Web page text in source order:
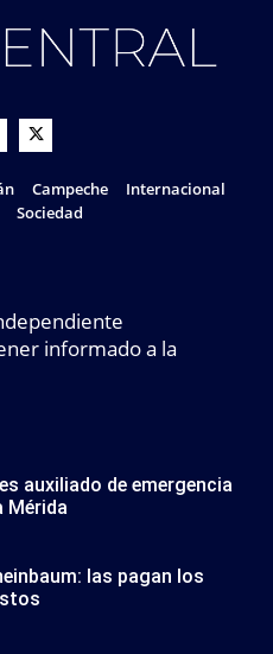
Campeche
Internacional
Sociedad
informado a la
auxiliado de emergencia
Mérida
las pagan los